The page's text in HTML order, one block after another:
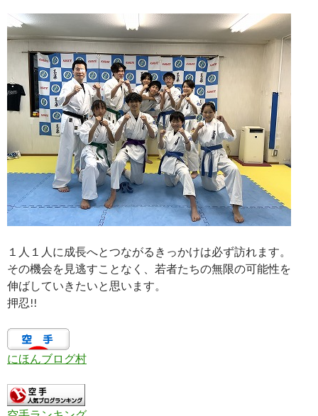
１人１人に成長へとつながるきっかけは必ず訪れます。
その機会を見逃すことなく、若者たちの無限の可能性を
伸ばしていきたいと思います。
押忍!!
にほんブログ村